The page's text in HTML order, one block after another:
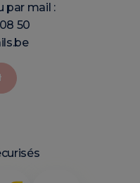
par mail :
50